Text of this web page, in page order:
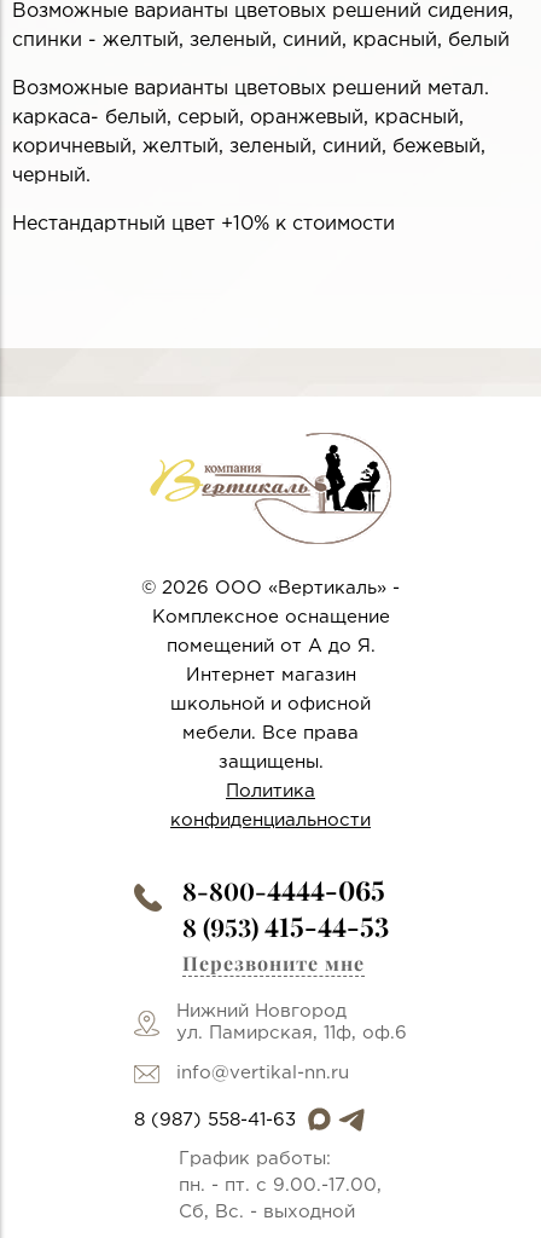
Возможные варианты цветовых решений сидения,
спинки - желтый, зеленый, синий, красный, белый
Возможные варианты цветовых решений метал.
каркаса- белый, серый, оранжевый, красный,
коричневый, желтый, зеленый, синий, бежевый,
черный.
Нестандартный цвет +10% к стоимости
© 2026 ООО «Вертикаль» -
Комплексное оснащение
помещений от А до Я.
Интернет магазин
школьной и офисной
мебели. Все права
защищены.
Политика
конфиденциальности
8-800-4444-065
8 (953)415-44-53
Перезвоните мне
Нижний Новгород
ул. Памирская, 11ф, оф.6
info@vertikal-nn.ru
8 (987) 558-41-63
График работы:
пн. - пт. с 9.00.-17.00,
Сб, Вс. - выходной